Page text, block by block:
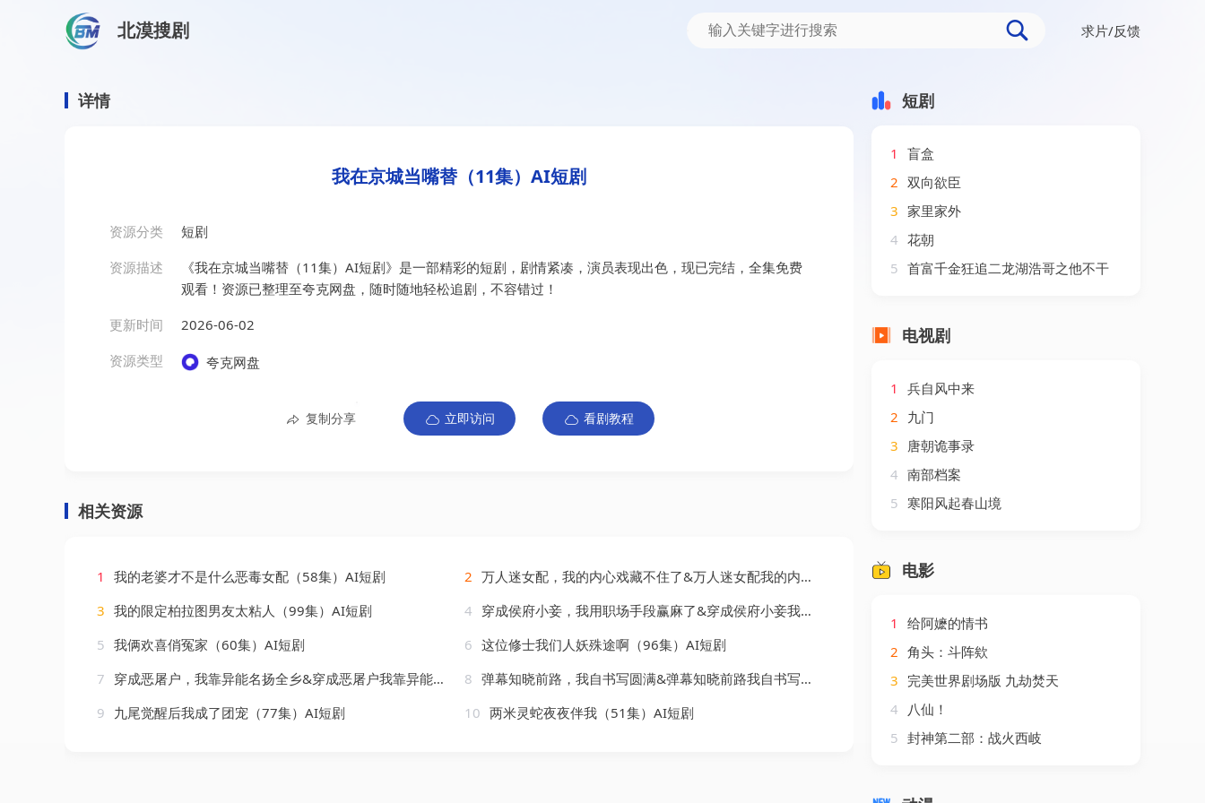
北漠搜剧 求片/反馈
详情
我在京城当嘴替（11集）AI短剧
资源分类
短剧
资源描述
《我在京城当嘴替（11集）AI短剧》是一部精彩的短剧，剧情紧凑，演员表现出色，现已完结，全集免费
观看！资源已整理至夸克网盘，随时随地轻松追剧，不容错过！
更新时间
2026-06-02
资源类型
夸克网盘
复制分享 立即访问 看剧教程
相关资源
1 我的老婆才不是什么恶毒女配（58集）AI短剧 2 万人迷女配，我的内心戏藏不住了&万人迷女配我的内心戏藏不住了（144集）AI短剧
3 我的限定柏拉图男友太粘人（99集）AI短剧 4 穿成侯府小妾，我用职场手段赢麻了&穿成侯府小妾我用职场手段赢麻了（80集）AI短剧
5 我俩欢喜俏冤家（60集）AI短剧 6 这位修士我们人妖殊途啊（96集）AI短剧
7 穿成恶屠户，我靠异能名扬全乡&穿成恶屠户我靠异能名扬全乡（70集）AI短剧 8 弹幕知晓前路，我自书写圆满&弹幕知晓前路我自书写圆满（43集）AI短剧
9 九尾觉醒后我成了团宠（77集）AI短剧 10 两米灵蛇夜夜伴我（51集）AI短剧
短剧
1
盲盒
2 双向欲臣
3 家里家外
4 花朝
5 首富千金狂追二龙湖浩哥之他不干
电视剧
1
兵自风中来
2 九门
3 唐朝诡事录
4 南部档案
5 寒阳风起春山境
电影
1
给阿嬷的情书
2 角头：斗阵欸
3 完美世界剧场版 九劫焚天
4
八仙！
5 封神第二部：战火西岐